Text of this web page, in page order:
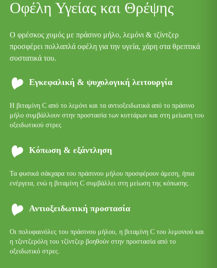
Οφέλη Υγείας και Θρέψης
Ο φρέσκος χυμός με πράσινο μήλο, λεμόνι & τζίντζερ
προσφέρει πολλαπλά οφέλη για την υγεία, χάρη στα θρεπτικά
συστατικά του.
Εγκεφαλική & ψυχολογική λειτουργία
Η βιταμίνη C από το λεμόνι και τα αντιοξειδωτικά από το πράσινο
μήλο συμβάλλουν στην προστασία των κυττάρων και στη μείωση του
οξειδωτικού στρες
Κόπωση & εξάντληση
Τα φυσικά σάκχαρα του πράσινου μήλου προσφέρουν άμεση, ήπια
ενέργεια, ενώ η βιταμίνη C συμβάλλει στη μείωση της κόπωσης.
Αντιοξειδωτική προστασία
Οι πολυφαινόλες του πράσινου μήλου, η βιταμίνη C του λεμονιού και
η τζιντζερόλη του τζίντζερ βοηθούν στην προστασία από το
οξειδωτικό στρες.